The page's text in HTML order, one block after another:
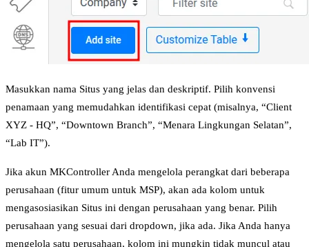
Masukkan nama Situs yang jelas dan deskriptif. Pilih konvensi
penamaan yang memudahkan identifikasi cepat (misalnya, “Client
XYZ - HQ”, “Downtown Branch”, “Menara Lingkungan Selatan”,
“Lab IT”).
Jika akun MKController Anda mengelola perangkat dari beberapa
perusahaan (fitur umum untuk MSP), akan ada kolom untuk
mengasosiasikan Situs ini dengan perusahaan yang benar. Pilih
perusahaan yang sesuai dari dropdown, jika ada. Jika Anda hanya
mengelola satu perusahaan, kolom ini mungkin tidak muncul atau